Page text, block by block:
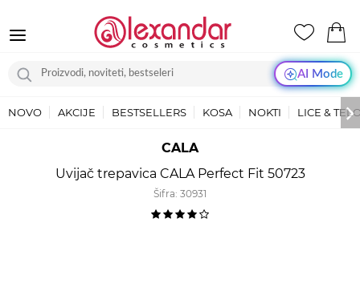
AI Mode
NOVO AKCIJE BESTSELLERS KOSA NOKTI LICE &
CALA
Uvijač trepavica CALA Perfect Fit 50723
Šifra: 30931